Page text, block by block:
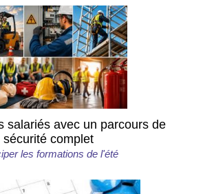
salariés avec un parcours de
sécurité complet
les formations de l'été